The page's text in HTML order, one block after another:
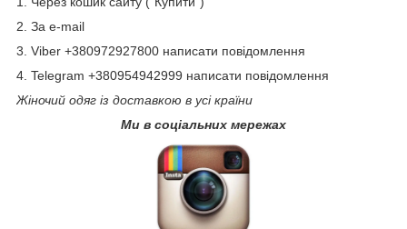
2. За e-mail
3. Viber +380972927800 написати повідомлення
4. Telegram +380954942999 написати повідомлення
Жіночий одяг із доставкою в усі країни
Ми в соціальних мережах